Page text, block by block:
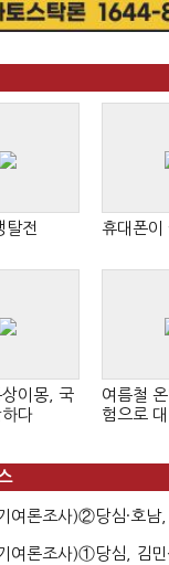
탈전 휴대폰이
이몽, 국
다
여름철
험으로 대
여론조사)②당심·호남,
'초접전'...
여론조사)①당심, 김민